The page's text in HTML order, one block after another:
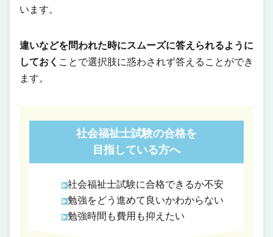
います。
違いなどを問われた時にスムーズに答えられるように
しておく ことで選択肢に惑わされず答えることができ
ます。
社会福祉士試験の合格を
目指している方へ
社会福祉士試験に合格できるか不安
勉強をどう進めて良いかわからない
勉強時間も費用も抑えたい